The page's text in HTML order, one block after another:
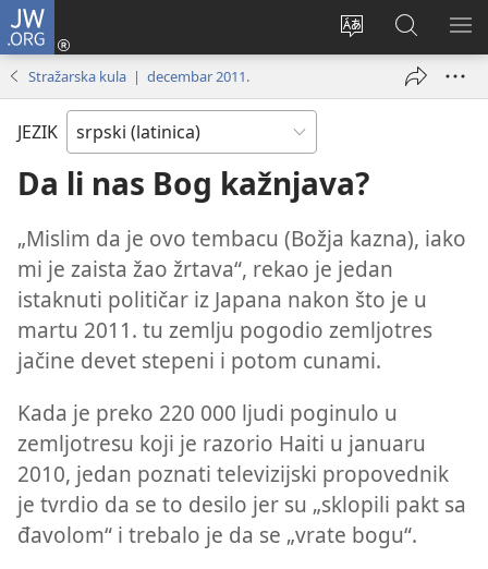
JW.ORG
Promeni
Prijava
(otvara
Pretraga
sajta
JW.ORG
Stražarska kula | decembar 2011.
JEZIK
Da li nas Bog kažnjava?
„Mislim da je ovo tembacu (Božja kazna), iako
mi je zaista žao žrtava“, rekao je jedan
istaknuti političar iz Japana nakon što je u
martu 2011. tu zemlju pogodio zemljotres
jačine devet stepeni i potom cunami.
Kada je preko 220 000 ljudi poginulo u
zemljotresu koji je razorio Haiti u januaru
2010, jedan poznati televizijski propovednik
je tvrdio da se to desilo jer su „sklopili pakt sa
đavolom“ i trebalo je da se „vrate bogu“.